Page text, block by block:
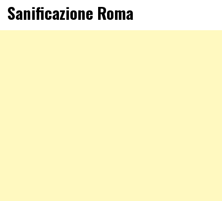
Sanificazione Roma